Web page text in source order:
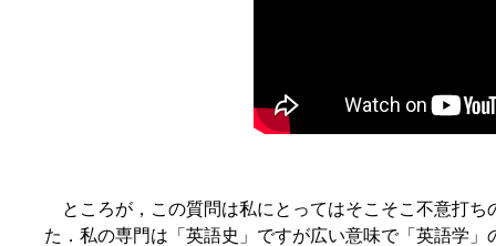
ところが，この質問は私にとってはそこそこ不意打ち
た．私の専門は「英語史」ですが広い意味で「英語学